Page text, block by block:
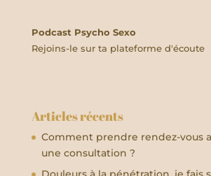
Podcast Psycho Sexo
Rejoins-le sur ta plateforme d'écoute
Articles récents
Comment prendre rendez-vous
une consultation ?